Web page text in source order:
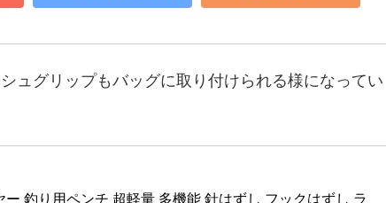
ュグリップもバッグに取り付けられる様になってい
ー 釣り用ペンチ 超軽量 多機能 針はずし フックはずし ラ